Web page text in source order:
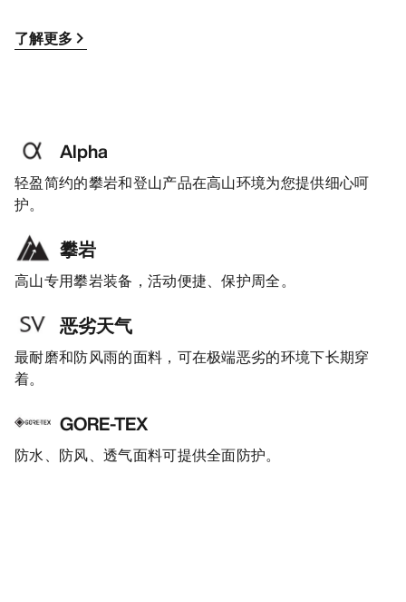
了解更多
Alpha
轻盈简约的攀岩和登山产品在高山环境为您提供细心呵
护。
攀岩
高山专用攀岩装备，活动便捷、保护周全。
恶劣天气
最耐磨和防风雨的面料，可在极端恶劣的环境下长期穿
着。
GORE-TEX
防水、防风、透气面料可提供全面防护。